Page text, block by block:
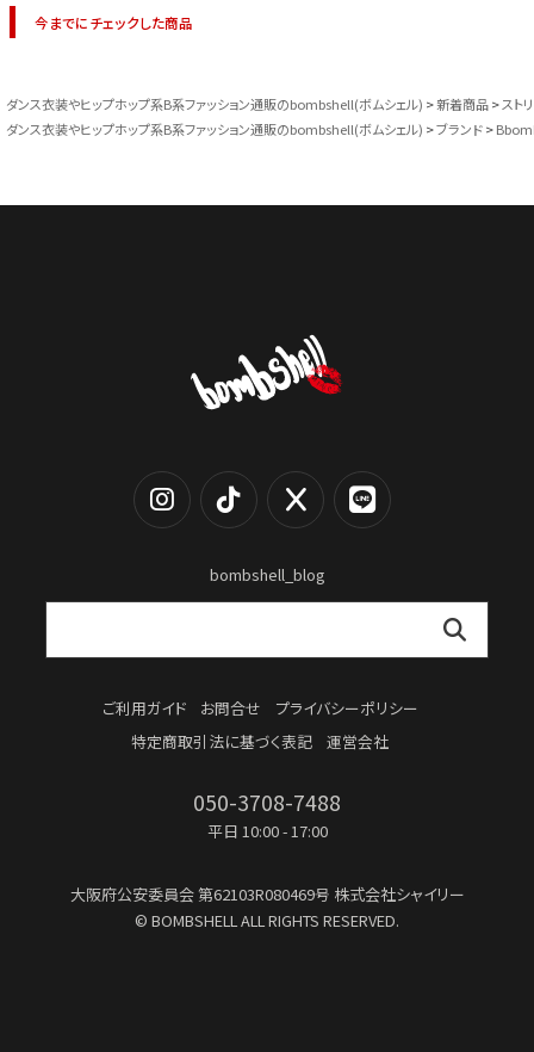
今までにチェックした商品
ダンス衣装やヒップホップ系B系ファッション通販のbombshell(ボムシェル) 新着商品
スト
ダンス衣装やヒップホップ系B系ファッション通販のbombshell(ボムシェル)
ブランド
bombshell_blog
ご利用ガイド お問合せ
プライバシーポリシー
特定商取引法に基づく表記
運営会社
050-3708-7488
平日 10:00 - 17:00
大阪府公安委員会第62103R080469号 株式会社シャイリー
© BOMBSHELL ALL RIGHTS RESERVED.